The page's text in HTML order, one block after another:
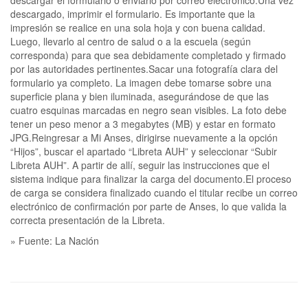
descargado, imprimir el formulario. Es importante que la
impresión se realice en una sola hoja y con buena calidad.
Luego, llevarlo al centro de salud o a la escuela (según
corresponda) para que sea debidamente completado y firmado
por las autoridades pertinentes.Sacar una fotografía clara del
formulario ya completo. La imagen debe tomarse sobre una
superficie plana y bien iluminada, asegurándose de que las
cuatro esquinas marcadas en negro sean visibles. La foto debe
tener un peso menor a 3 megabytes (MB) y estar en formato
JPG.Reingresar a Mi Anses, dirigirse nuevamente a la opción
“Hijos”, buscar el apartado “Libreta AUH” y seleccionar “Subir
Libreta AUH”. A partir de allí, seguir las instrucciones que el
sistema indique para finalizar la carga del documento.El proceso
de carga se considera finalizado cuando el titular recibe un correo
electrónico de confirmación por parte de Anses, lo que valida la
correcta presentación de la Libreta.
» Fuente: La Nación